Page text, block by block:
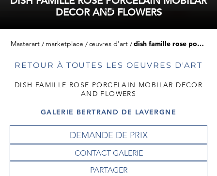
DECOR AND FLOWERS
Masterart marketplace œuvres d'art dish famille rose porcelain mobilar decor and flowers
RETOUR À TOUTES LES OEUVRES D'ART
DISH FAMILLE ROSE PORCELAIN MOBILAR DECOR
AND FLOWERS
GALERIE BERTRAND DE LAVERGNE
DEMANDE DE PRIX
CONTACT GALERIE